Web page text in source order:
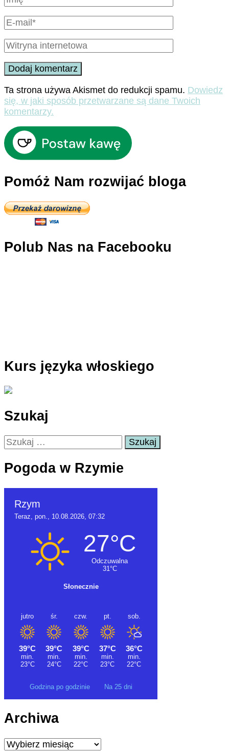
Ta strona używa Akismet do redukcji spamu. Dowiedz
się, w jaki sposób przetwarzane są dane Twoich
komentarzy.
Pomóż Nam rozwijać bloga
Polub Nas na Facebooku
Kurs języka włoskiego
Szukaj
Szukaj:
Pogoda w Rzymie
Godzina po godzinie Na 25 dni
Archiwa
Archiwa